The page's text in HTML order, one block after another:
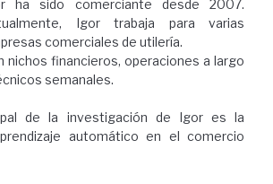
ha sido comerciante desde 2007.
Igor trabaja para varias
comerciales de utilería.
nichos financieros, operaciones a largo
semanales.
de la investigación de Igor es la
automático en el comercio